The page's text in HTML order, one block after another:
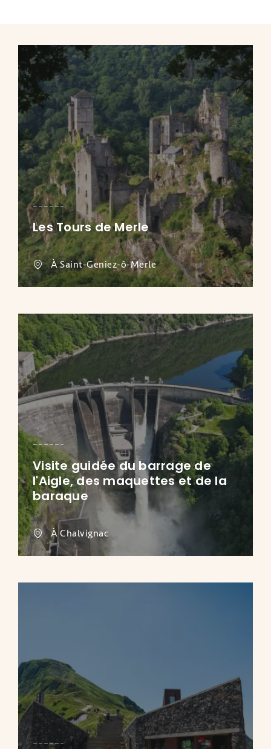
Les Tours de Merle
À Saint-Geniez-ô-Merle
Visite guidée du barrage de
l'Aigle, des maquettes et de la
baraque
À Chalvignac